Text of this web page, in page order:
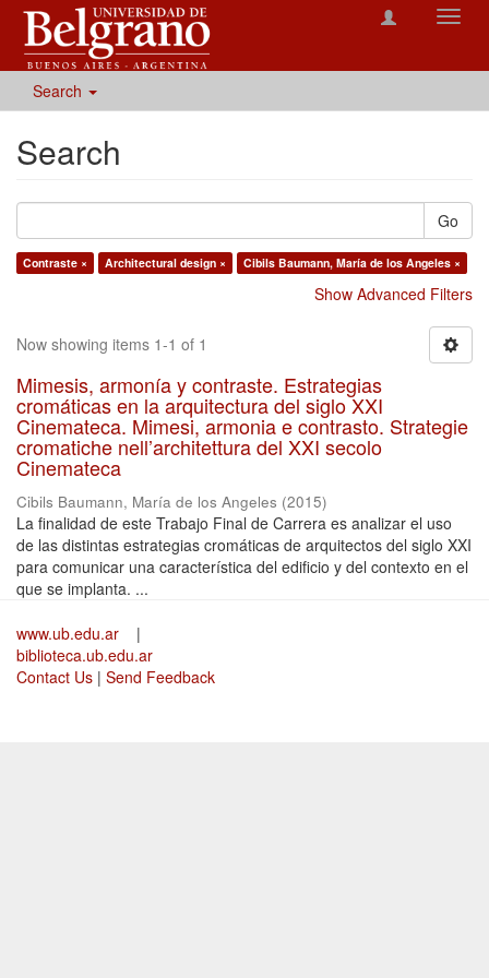
Search
Search
Go
Contraste × Architectural design × Cibils Baumann, María de los Angeles ×
Show Advanced Filters
Now showing items 1-1 of 1
Mimesis, armonía y contraste. Estrategias
cromáticas en la arquitectura del siglo XXI
Cinemateca. Mimesi, armonia e contrasto. Strategie
cromatiche nell’architettura del XXI secolo
Cinemateca
Cibils Baumann, María de los Angeles (2015)
La finalidad de este Trabajo Final de Carrera es analizar el uso
de las distintas estrategias cromáticas de arquitectos del siglo XXI
para comunicar una característica del edificio y del contexto en el
que se implanta. ...
www.ub.edu.ar
|
biblioteca.ub.edu.ar
Contact Us | Send Feedback